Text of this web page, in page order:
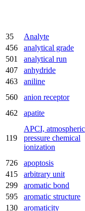
35 Analyte
456
analytical grade
501
analytical run
407
anhydride
463
aniline
560
anion receptor
462
apatite
119
APCI, atmospheric
pressure chemical
ionization
726 apoptosis
415
arbitrary unit
299
aromatic bond
595
aromatic structure
130
aromaticity